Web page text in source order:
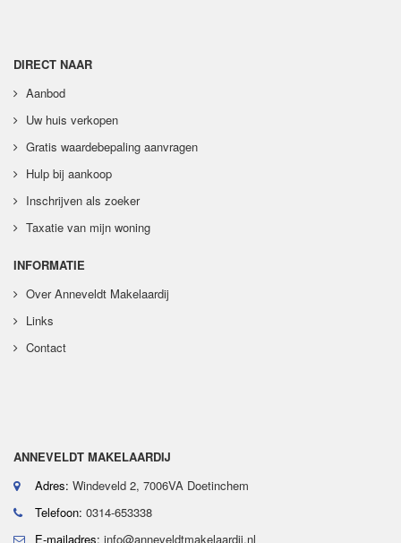
DIRECT NAAR
Aanbod
Uw huis verkopen
Gratis waardebepaling aanvragen
Hulp bij aankoop
Inschrijven als zoeker
Taxatie van mijn woning
INFORMATIE
Over Anneveldt Makelaardij
Links
Contact
ANNEVELDT MAKELAARDIJ
Adres: Windeveld 2, 7006VA Doetinchem
Telefoon: 0314-653338
E-mailadres: info@anneveldtmakelaardij.nl